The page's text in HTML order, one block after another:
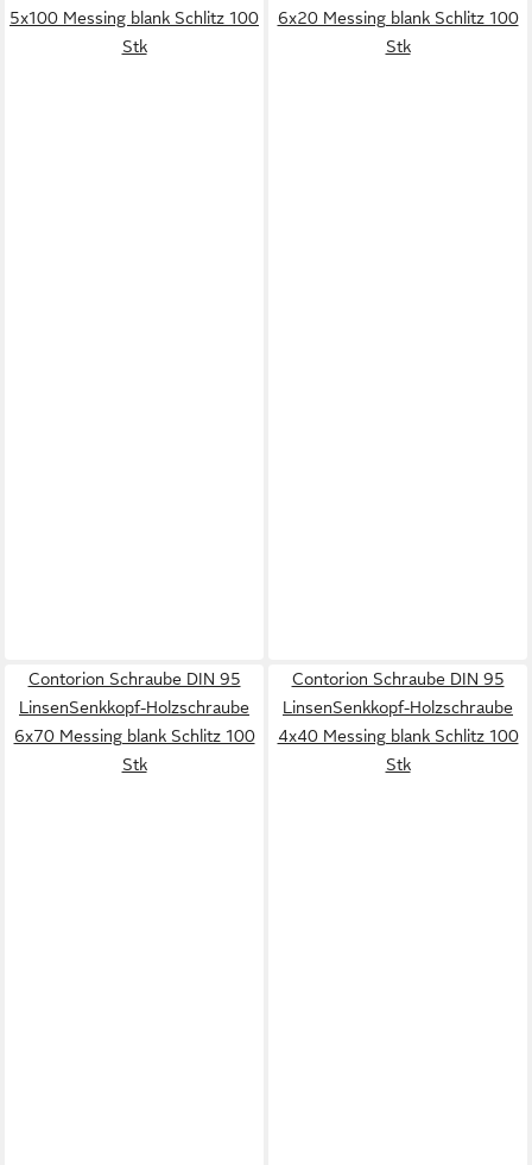
5x100 Messing blank Schlitz 100
Stk
6x20 Messing blank Schlitz 100
Stk
Contorion Schraube DIN 95
LinsenSenkkopf-Holzschraube
6x70 Messing blank Schlitz 100
Stk
Contorion Schraube DIN 95
LinsenSenkkopf-Holzschraube
4x40 Messing blank Schlitz 100
Stk